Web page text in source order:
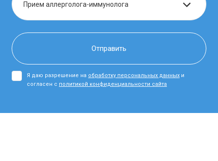
Я даю разрешение на обработку персональных данных и
согласен с политикой конфиденциальности сайта